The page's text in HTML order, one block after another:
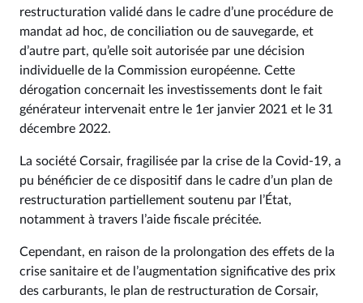
restructuration validé dans le cadre d’une procédure de
mandat ad hoc, de conciliation ou de sauvegarde, et
d’autre part, qu’elle soit autorisée par une décision
individuelle de la Commission européenne. Cette
dérogation concernait les investissements dont le fait
générateur intervenait entre le 1er janvier 2021 et le 31
décembre 2022.
La société Corsair, fragilisée par la crise de la Covid-19, a
pu bénéficier de ce dispositif dans le cadre d’un plan de
restructuration partiellement soutenu par l’État,
notamment à travers l’aide fiscale précitée.
Cependant, en raison de la prolongation des effets de la
crise sanitaire et de l’augmentation significative des prix
des carburants, le plan de restructuration de Corsair,